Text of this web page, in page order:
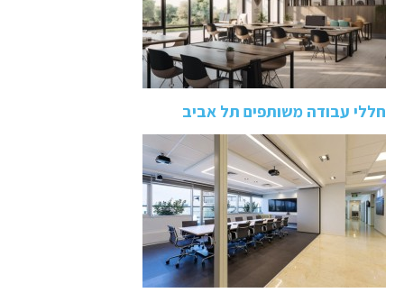
חללי עבודה משותפים תל אביב